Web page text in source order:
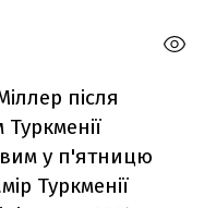
після
у п'ятницю
Туркменії